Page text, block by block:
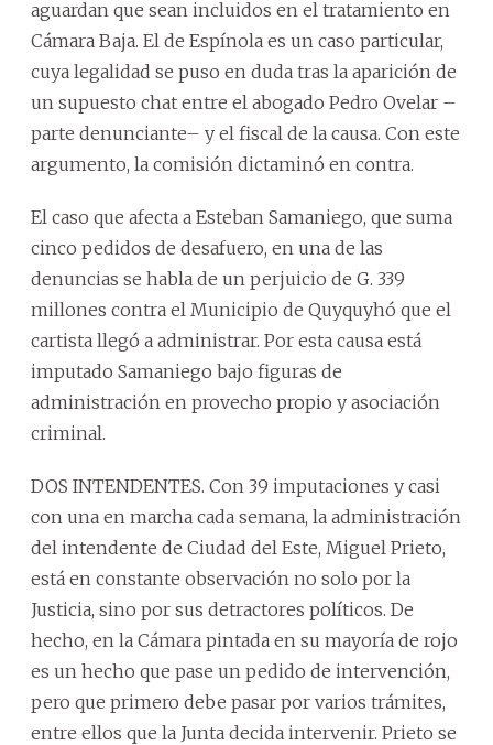
aguardan que sean incluidos en el tratamiento en
Cámara Baja. El de Espínola es un caso particular,
cuya legalidad se puso en duda tras la aparición de
un supuesto chat entre el abogado Pedro Ovelar –
parte denunciante– y el fiscal de la causa. Con este
argumento, la comisión dictaminó en contra.
El caso que afecta a Esteban Samaniego, que suma
cinco pedidos de desafuero, en una de las
denuncias se habla de un perjuicio de G. 339
millones contra el Municipio de Quyquyhó que el
cartista llegó a administrar. Por esta causa está
imputado Samaniego bajo figuras de
administración en provecho propio y asociación
criminal.
DOS INTENDENTES. Con 39 imputaciones y casi
con una en marcha cada semana, la administración
del intendente de Ciudad del Este, Miguel Prieto,
está en constante observación no solo por la
Justicia, sino por sus detractores políticos. De
hecho, en la Cámara pintada en su mayoría de rojo
es un hecho que pase un pedido de intervención,
pero que primero debe pasar por varios trámites,
entre ellos que la Junta decida intervenir. Prieto se